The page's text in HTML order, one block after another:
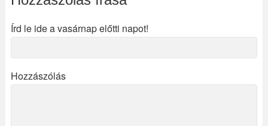
Írd le ide a vasárnap előtti napot!
Hozzászólás